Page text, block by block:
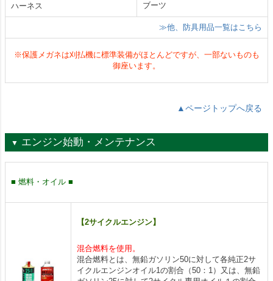
ハーネス ブーツ
≫他、防具用品一覧はこちら
※保護メガネは刈払機に標準装備がほとんどですが、一部ないものも
御座います。
▲ページトップへ戻る
▼ エンジン始動・メンテナンス
■ 燃料・オイル ■
【2サイクルエンジン】
混合燃料を使用。
混合燃料とは、無鉛ガソリン50に対して各純正2サ
イクルエンジンオイル1の割合（50：1）又は、無鉛